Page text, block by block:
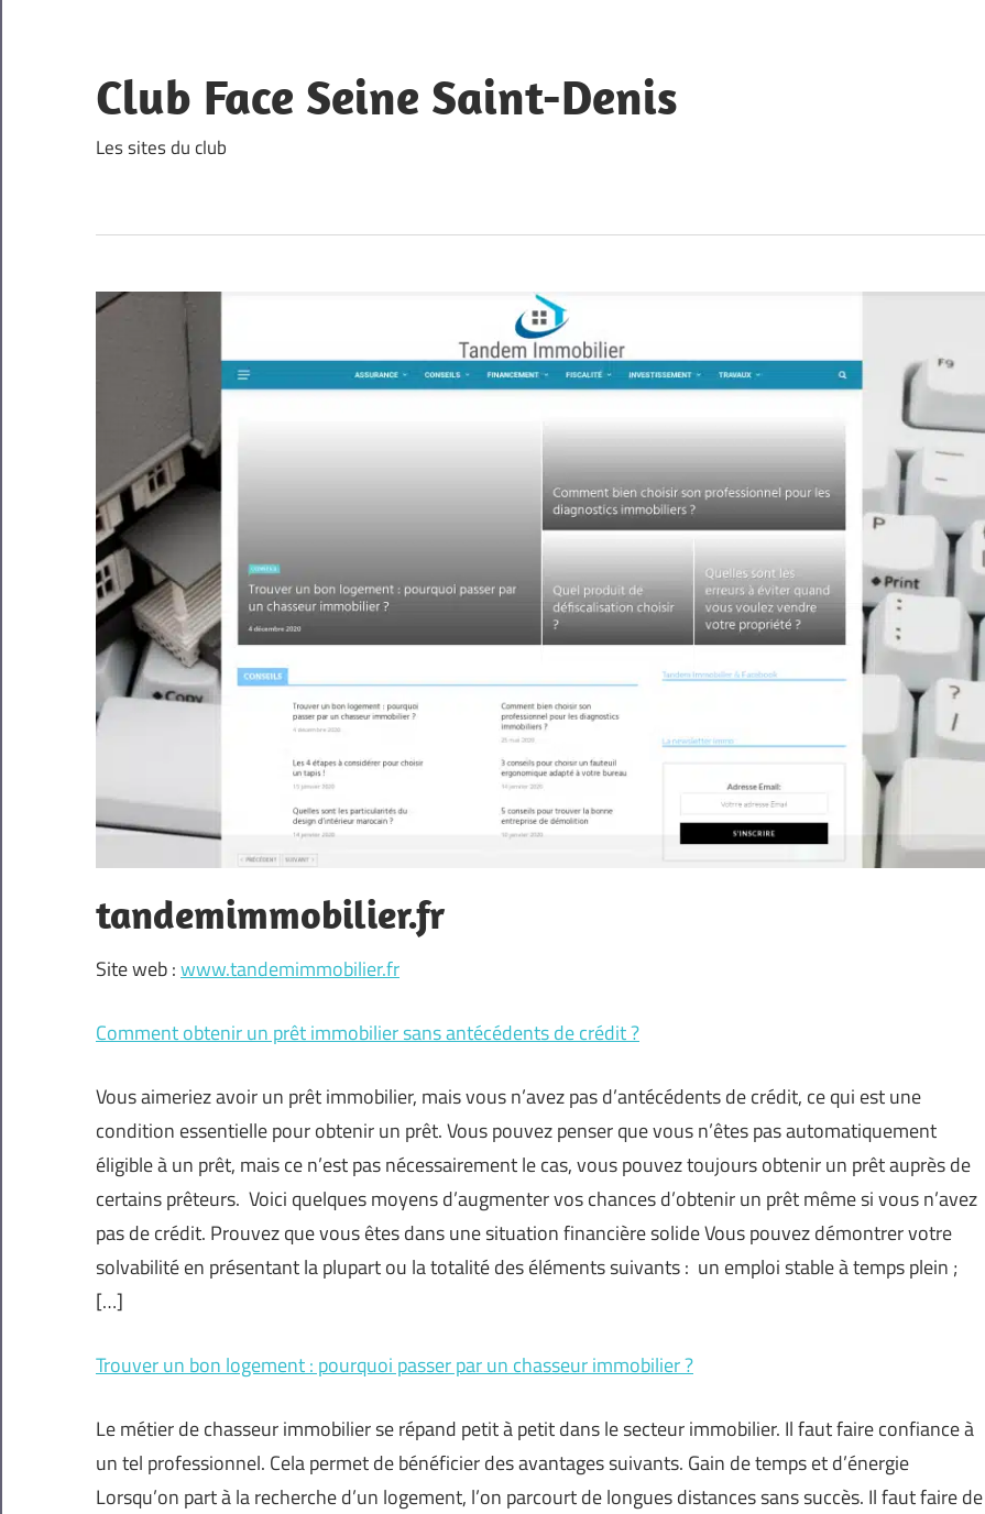
content
Club Face Seine Saint-Denis
Les sites du club
tandemimmobilier.fr
Site web :www.tandemimmobilier.fr
Comment obtenir un prêt immobilier sans antécédents de crédit ?
Vous aimeriez avoir un prêt immobilier, mais vous n’avez pas d’antécédents de crédit, ce qui est une
condition essentielle pour obtenir un prêt. Vous pouvez penser que vous n’êtes pas automatiquement
éligible à un prêt, mais ce n’est pas nécessairement le cas, vous pouvez toujours obtenir un prêt auprès de
certains prêteurs. Voici quelques moyens d’augmenter vos chances d’obtenir un prêt même si vous n’avez
pas de crédit. Prouvez que vous êtes dans une situation financière solide Vous pouvez démontrer votre
solvabilité en présentant la plupart ou la totalité des éléments suivants : un emploi stable à temps plein ;
[…]
Trouver un bon logement : pourquoi passer par un chasseur immobilier ?
Le métier de chasseur immobilier se répand petit à petit dans le secteur immobilier. Il faut faire confiance à
un tel professionnel. Cela permet de bénéficier des avantages suivants. Gain de temps et d’énergie
Lorsqu’on part à la recherche d’un logement, l’on parcourt de longues distances sans succès. Il faut faire de